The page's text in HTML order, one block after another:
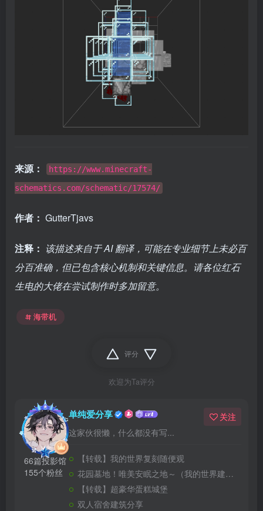
来源：
https://www.minecraft-
schematics.com/schematic/17574/
作者： GutterTjavs
注释： 该描述来自于 AI 翻译，可能在专业细节上未必百
分百准确，但已包含核心机制和关键信息。请各位红石
生电的大佬在尝试制作时多加留意。
海带机
评分
欢迎为Ta评分
66篇投影馆
155个粉丝
单纯爱分享
这家伙很懒，什么都没有写...
关注
【转载】我的世界复刻随便观
花园墓地！唯美安眠之地～（我的世界建筑教程）
【转载】超豪华蛋糕城堡
双人宿舍建筑分享